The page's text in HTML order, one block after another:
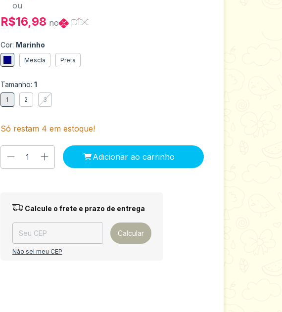
ou
R$16,98 no
Cor: Marinho
Mescla Preta
Tamanho: 1
1 2 3
Só restam 4 em estoque!
Entregas para o CEP: Alterar CEP
Calcule o frete e prazo de entrega
Calcular
Não sei meu CEP